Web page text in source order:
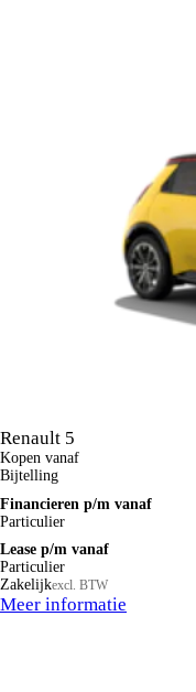
Renault 5
Kopen vanaf
Bijtelling
Financieren p/m vanaf
Particulier
Lease p/m vanaf
Particulier
Zakelijkexcl. BTW
Meer informatie